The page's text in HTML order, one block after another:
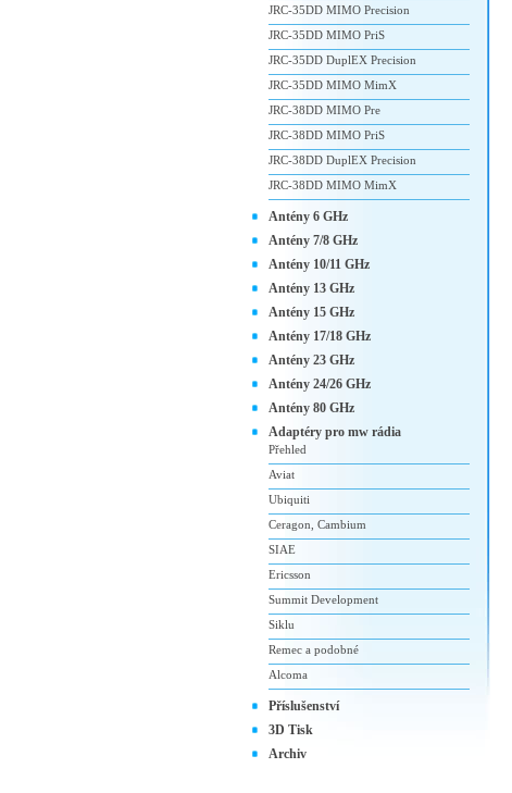
JRC-35DD MIMO Precision
JRC-35DD MIMO PriS
JRC-35DD DuplEX Precision
JRC-35DD MIMO MimX
JRC-38DD MIMO Pre
JRC-38DD MIMO PriS
JRC-38DD DuplEX Precision
JRC-38DD MIMO MimX
Antény 6 GHz
Antény 7/8 GHz
Antény 10/11 GHz
Antény 13 GHz
Antény 15 GHz
Antény 17/18 GHz
Antény 23 GHz
Antény 24/26 GHz
Antény 80 GHz
Adaptéry pro mw rádia
Přehled
Aviat
Ubiquiti
Ceragon, Cambium
SIAE
Ericsson
Summit Development
Siklu
Remec a podobné
Alcoma
Příslušenství
3D Tisk
Archiv